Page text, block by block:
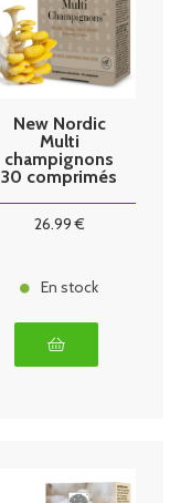
New Nordic
Multi
champignons
30 comprimés
26.99€
En stock